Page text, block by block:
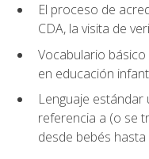
El proceso de
CDA, la visita de
Vocabulario
en educación
Lenguaje
referencia a (o se
desde bebés